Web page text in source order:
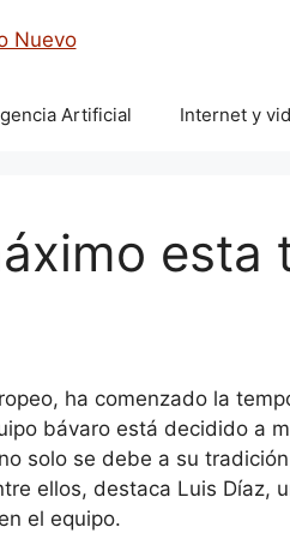
Artificial Internet y
esta
ha comenzado la
bávaro está decidido a
solo se debe a su
ellos, destaca Luis Díaz,
el equipo.